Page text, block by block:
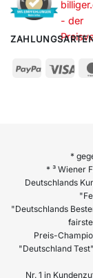
*
* ³ Wiener
Deutschlands
"Deutschlands
Preis-
"Deutschland
Nr. 1 in